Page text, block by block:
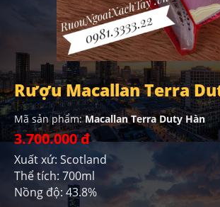
Rượu Macallan Terra
Mã sản phẩm:Macallan Terra Duty Hàn
3.700.000 đ
Xuất xứ: Scotland
Thể tích: 700ml
Nồng độ: 43.8%